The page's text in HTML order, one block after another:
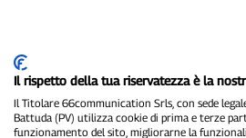
Il rispetto della tua riservatezza è la
Il Titolare 66communication Srls, con sede
Battuda (PV) utilizza cookie di prima e terze
funzionamento del sito, migliorarne la